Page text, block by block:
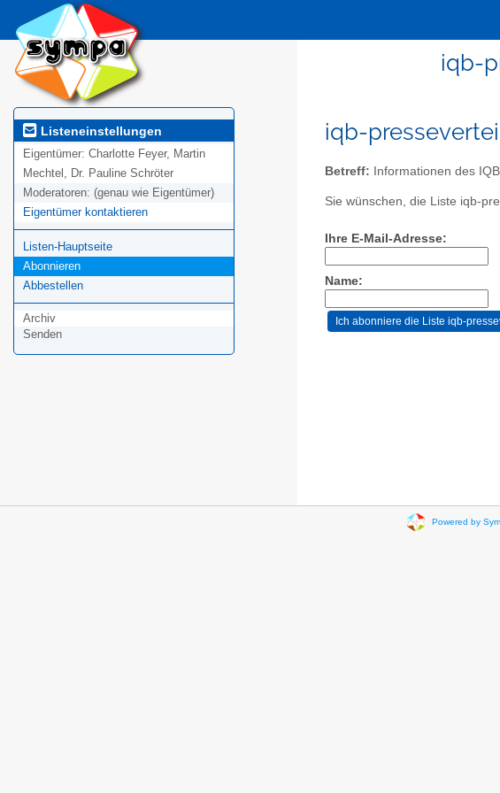
iqb-
Listeneinstellungen
Eigentümer: Charlotte Feyer, Martin
Mechtel, Dr. Pauline Schröter
Moderatoren: (genau wie Eigentümer)
Eigentümer kontaktieren
Listen-Hauptseite
Abonnieren
Abbestellen
Archiv
Senden
iqb-
Betreff: Informationen des
Sie wünschen, die Liste iqb-
Ihre E-Mail-Adresse:
Name:
Powered by